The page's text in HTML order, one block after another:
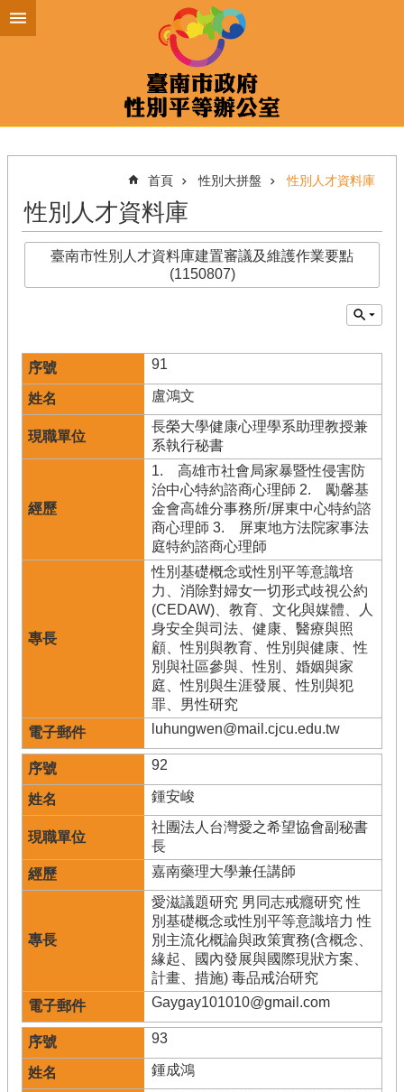
跳到主要內容區塊
首頁 性別大拼盤 性別人才資料庫
性別人才資料庫
臺南市性別人才資料庫建置審議及維護作業要點
(1150807)
91
盧鴻文
長榮大學健康心理學系助理教授兼
系執行秘書
1. 高雄市社會局家暴暨性侵害防
治中心特約諮商心理師 2. 勵馨基
金會高雄分事務所/屏東中心特約諮
商心理師 3. 屏東地方法院家事法
庭特約諮商心理師
性別基礎概念或性別平等意識培
力、消除對婦女一切形式歧視公約
(CEDAW)、教育、文化與媒體、人
身安全與司法、健康、醫療與照
顧、性別與教育、性別與健康、性
別與社區參與、性別、婚姻與家
庭、性別與生涯發展、性別與犯
罪、男性研究
luhungwen@mail.cjcu.edu.tw
92
鍾安峻
社團法人台灣愛之希望協會副秘書
長
嘉南藥理大學兼任講師
愛滋議題研究 男同志戒癮研究 性
別基礎概念或性別平等意識培力 性
別主流化概論與政策實務(含概念、
緣起、國內發展與國際現狀方案、
計畫、措施) 毒品戒治研究
Gaygay101010@gmail.com
93
鍾成鴻